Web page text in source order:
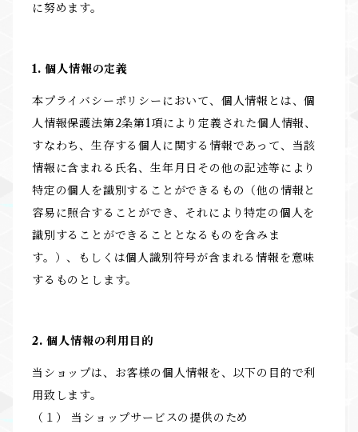
に努めます。
1. 個人情報の定義
本プライバシーポリシーにおいて、個人情報とは、個
人情報保護法第2条第1項により定義された個人情報、
すなわち、生存する個人に関する情報であって、当該
情報に含まれる氏名、生年月日その他の記述等により
特定の個人を識別することができるもの（他の情報と
容易に照合することができ、それにより特定の個人を
識別することができることとなるものを含みま
す。）、もしくは個人識別符号が含まれる情報を意味
するものとします。
2. 個人情報の利用目的
当ショップは、お客様の個人情報を、以下の目的で利
用致します。
（１） 当ショップサービスの提供のため